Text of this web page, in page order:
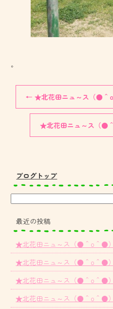
。
← ★北花田ニュ～ス（●＾
★北花田ニュ～ス（●
ブログトップ
最近の投稿
★北花田ニュ～ス（●＾o＾●）
★北花田ニュ～ス（●＾o＾●）
★北花田ニュ～ス（●＾o＾●）
★北花田ニュ～ス（●＾o＾●）